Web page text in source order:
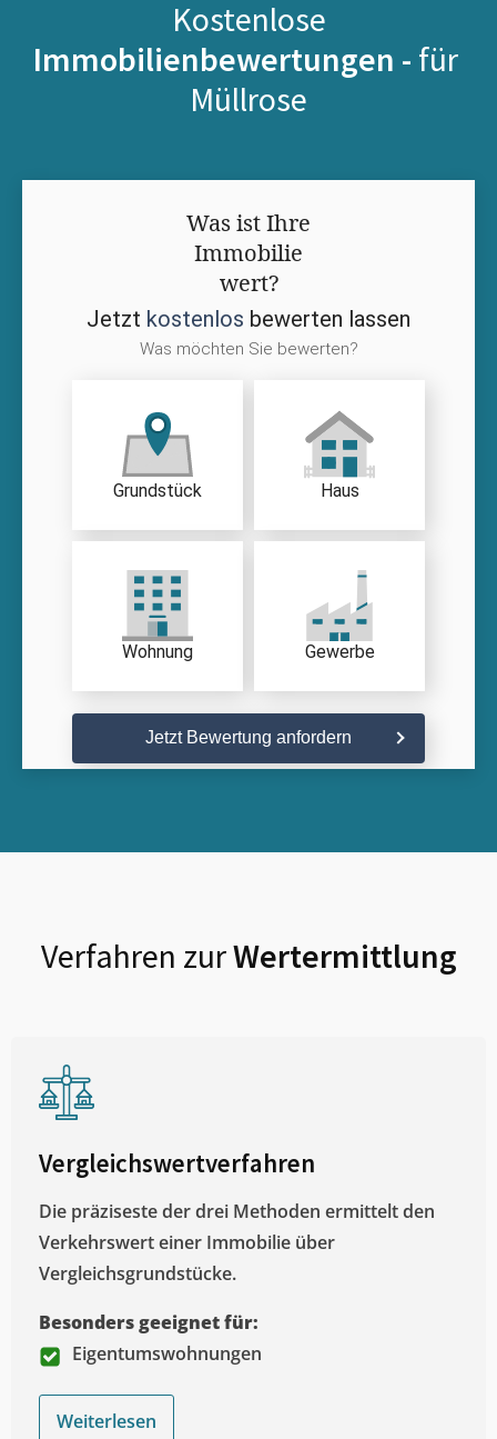
Kostenlose
Immobilienbewertungen - für
Müllrose
Was ist Ihre
Immobilie
wert?
Jetzt kostenlos bewerten lassen
Was möchten Sie bewerten?
Grundstück Haus
Wohnung Gewerbe
Jetzt Bewertung anfordern
Verfahren zurWertermittlung
Vergleichswertverfahren
Die präziseste der drei Methoden ermittelt den
Verkehrswert einer Immobilie über
Vergleichsgrundstücke.
Besonders geeignet für:
Eigentumswohnungen
Weiterlesen